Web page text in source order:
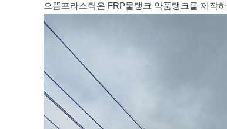
으뜸프라스틱은 FRP물탱크 약품탱크를 제작